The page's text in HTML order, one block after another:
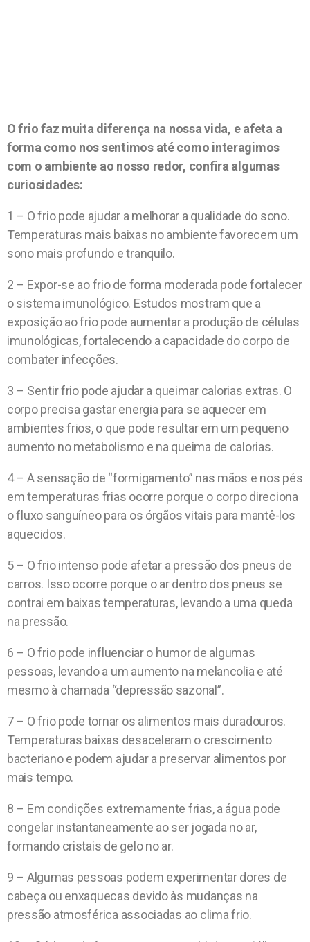
O frio faz muita diferença na nossa vida, e afeta a
forma como nos sentimos até como interagimos
com o ambiente ao nosso redor, confira algumas
curiosidades:
1 – O frio pode ajudar a melhorar a qualidade do sono.
Temperaturas mais baixas no ambiente favorecem um
sono mais profundo e tranquilo.
2 – Expor-se ao frio de forma moderada pode fortalecer
o sistema imunológico. Estudos mostram que a
exposição ao frio pode aumentar a produção de células
imunológicas, fortalecendo a capacidade do corpo de
combater infecções.
3 – Sentir frio pode ajudar a queimar calorias extras. O
corpo precisa gastar energia para se aquecer em
ambientes frios, o que pode resultar em um pequeno
aumento no metabolismo e na queima de calorias.
4 – A sensação de “formigamento” nas mãos e nos pés
em temperaturas frias ocorre porque o corpo direciona
o fluxo sanguíneo para os órgãos vitais para mantê-los
aquecidos.
5 – O frio intenso pode afetar a pressão dos pneus de
carros. Isso ocorre porque o ar dentro dos pneus se
contrai em baixas temperaturas, levando a uma queda
na pressão.
6 – O frio pode influenciar o humor de algumas
pessoas, levando a um aumento na melancolia e até
mesmo à chamada “depressão sazonal”.
7 – O frio pode tornar os alimentos mais duradouros.
Temperaturas baixas desaceleram o crescimento
bacteriano e podem ajudar a preservar alimentos por
mais tempo.
8 – Em condições extremamente frias, a água pode
congelar instantaneamente ao ser jogada no ar,
formando cristais de gelo no ar.
9 – Algumas pessoas podem experimentar dores de
cabeça ou enxaquecas devido às mudanças na
pressão atmosférica associadas ao clima frio.